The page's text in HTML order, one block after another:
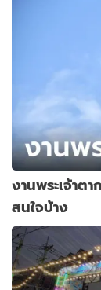
งานพระเจ้าต
สนใจบ้าง